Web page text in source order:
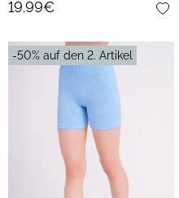
19.99€
-50% auf den 2. Artikel